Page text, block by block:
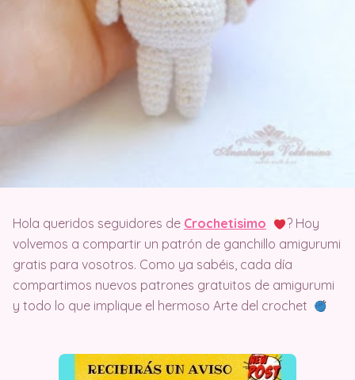
Hola queridos seguidores de Crochetisimo
? Hoy
volvemos a compartir un patrón de ganchillo amigurumi
gratis para vosotros. Como ya sabéis, cada día
compartimos nuevos patrones gratuitos de amigurumi
y todo lo que implique el hermoso Arte del crochet